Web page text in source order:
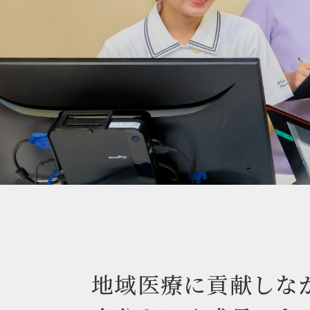
地域医療に貢献しな